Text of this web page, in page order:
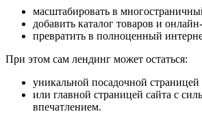
масштабировать в
добавить каталог товаров и
превратить в полноценный
При этом сам лендинг может остаться:
уникальной посадочной
или главной страницей сайта с
впечатлением.